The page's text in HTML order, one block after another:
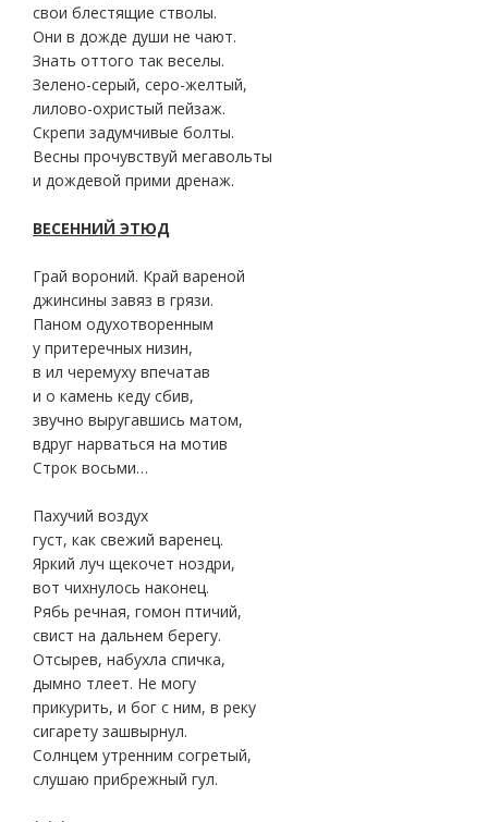
свои блестящие стволы.
Они в дожде души не чают.
Знать оттого так веселы.
Зелено-серый, серо-желтый,
лилово-охристый пейзаж.
Скрепи задумчивые болты.
Весны прочувствуй мегавольты
и дождевой прими дренаж.
ВЕСЕННИЙ ЭТЮД
Грай вороний. Край вареной
джинсины завяз в грязи.
Паном одухотворенным
у притеречных низин,
в ил черемуху впечатав
и о камень кеду сбив,
звучно выругавшись матом,
вдруг нарваться на мотив
Строк восьми…
Пахучий воздух
густ, как свежий варенец.
Яркий луч щекочет ноздри,
вот чихнулось наконец.
Рябь речная, гомон птичий,
свист на дальнем берегу.
Отсырев, набухла спичка,
дымно тлеет. Не могу
прикурить, и бог с ним, в реку
сигарету зашвырнул.
Солнцем утренним согретый,
слушаю прибрежный гул.